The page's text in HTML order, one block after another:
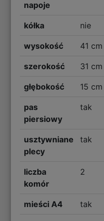
napoje
kółka nie
wysokość 41 cm
szerokość 31 cm
głębokość 15 cm
pas
piersiowy
tak
usztywniane
plecy
tak
liczba
komór
2
mieści A4 tak